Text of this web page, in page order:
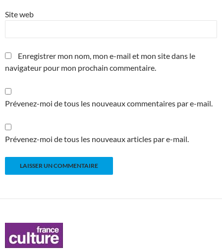
Site web
Enregistrer mon nom, mon e-mail et mon site dans le
navigateur pour mon prochain commentaire.
Prévenez-moi de tous les nouveaux commentaires par e-mail.
Prévenez-moi de tous les nouveaux articles par e-mail.